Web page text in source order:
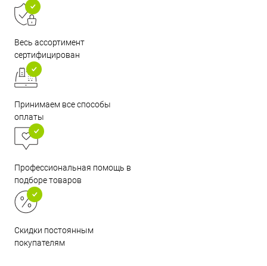
Весь ассортимент
сертифицирован
Принимаем все способы
оплаты
Профессиональная помощь в
подборе товаров
Скидки постоянным
покупателям